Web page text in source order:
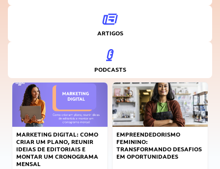
ARTIGOS
PODCASTS
MARKETING DIGITAL: COMO
CRIAR UM PLANO, REUNIR
IDEIAS DE EDITORIAIS E
MONTAR UM CRONOGRAMA
MENSAL
EMPREENDEDORISMO
FEMININO:
TRANSFORMANDO DESAFIOS
EM OPORTUNIDADES